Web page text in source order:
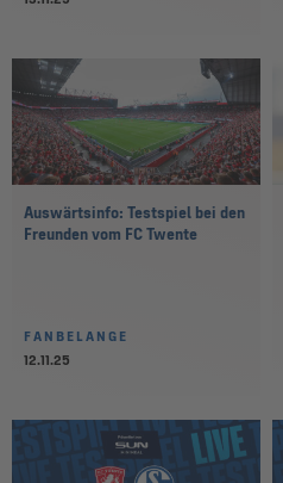
Auswärtsinfo: Testspiel bei den
Freunden vom FC Twente
FANBELANGE
12.11.25